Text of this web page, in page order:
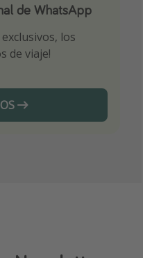
de WhatsApp
los
de viaje!
chollazos
de Telegram!
seleccionadas para
viajes